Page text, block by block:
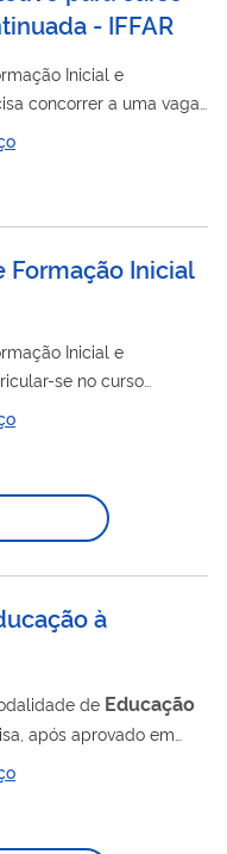
- IFFAR
Inicial e
concorrer a uma vaga
Formação Inicial
Inicial e
se no curso
à
de Educação
após aprovado em
escolhido por meio